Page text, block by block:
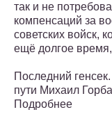
так и не
компенсаций за
советских войск,
ещё долгое
Последний
пути Михаил
Подробнее